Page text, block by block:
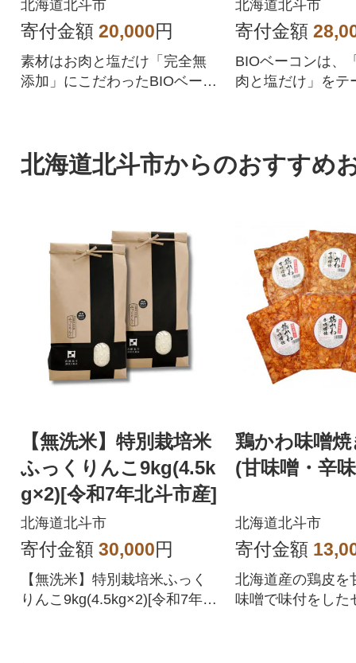
北海道北斗市
寄付金額 20,000円
素材はお肉と塩だけ「完全無
添加」にこだわったBIOベーコ
北海道北斗市
寄付金額
BIOベーコンは、
肉と塩だけ」をテ
北海道北斗市からのおすすめ
【無洗米】特別栽培米
ふっくりんこ9kg(4.5k
g×2)[令和7年北斗市産]
北海道北斗市
寄付金額 30,000円
【無洗米】特別栽培米ふっく
りんこ9kg(4.5kg×2)[令和7年北
鶏かわ味噌
(甘味噌・辛
北海道北斗市
寄付金額
北海道産の鶏皮を
味噌で味付をした